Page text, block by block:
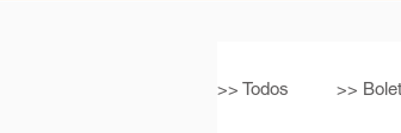
>> Todos >>